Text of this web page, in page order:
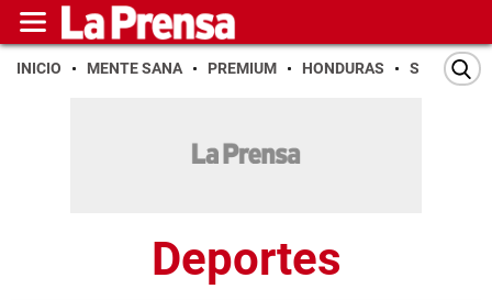
INICIO MENTE SANA PREMIUM HONDURAS SAN PEDRO
Deportes